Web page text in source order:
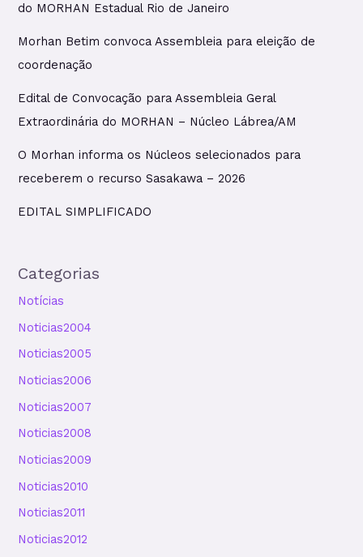
do MORHAN Estadual Rio de Janeiro
Morhan Betim convoca Assembleia para eleição de
coordenação
Edital de Convocação para Assembleia Geral
Extraordinária do MORHAN – Núcleo Lábrea/AM
O Morhan informa os Núcleos selecionados para
receberem o recurso Sasakawa – 2026
EDITAL SIMPLIFICADO
Categorias
Notícias
Noticias2004
Noticias2005
Noticias2006
Noticias2007
Noticias2008
Noticias2009
Noticias2010
Noticias2011
Noticias2012